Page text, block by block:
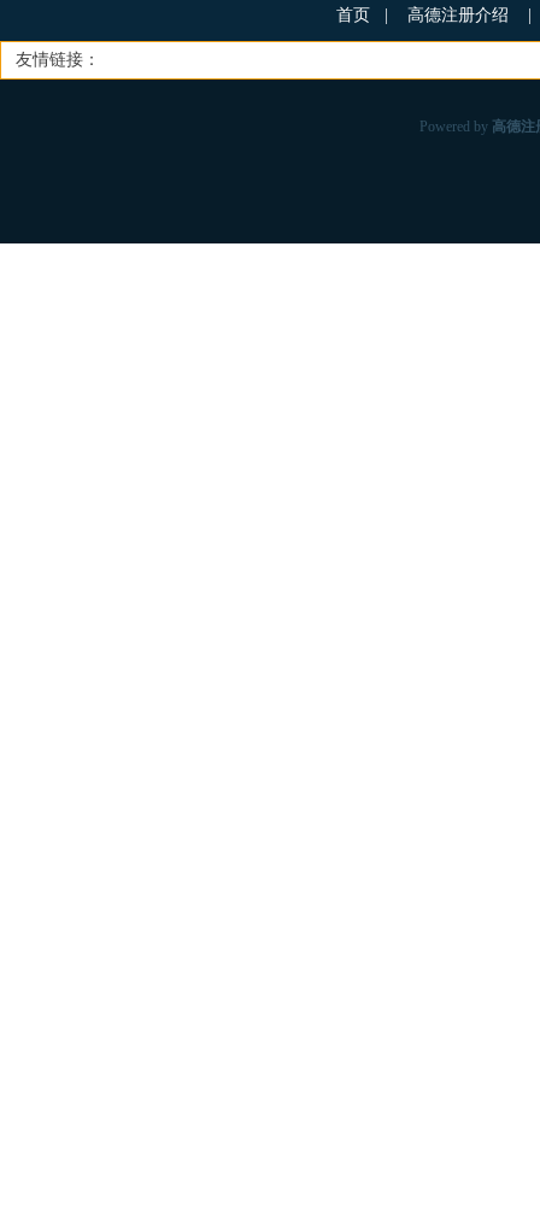
首页 高德注册介绍
友情链接：
Powered by 高德注